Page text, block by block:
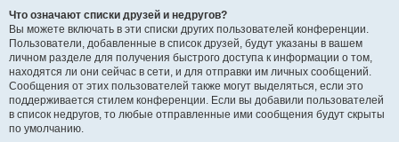
Что означают списки друзей и недругов?
Вы можете включать в эти списки других пользователей конференции.
Пользователи, добавленные в список друзей, будут указаны в вашем
личном разделе для получения быстрого доступа к информации о том,
находятся ли они сейчас в сети, и для отправки им личных сообщений.
Сообщения от этих пользователей также могут выделяться, если это
поддерживается стилем конференции. Если вы добавили пользователей
в список недругов, то любые отправленные ими сообщения будут скрыты
по умолчанию.